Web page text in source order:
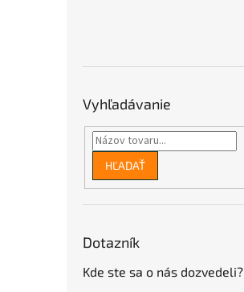
Vyhľadávanie
HĽADAŤ
Dotazník
Kde ste sa o nás dozvedeli?